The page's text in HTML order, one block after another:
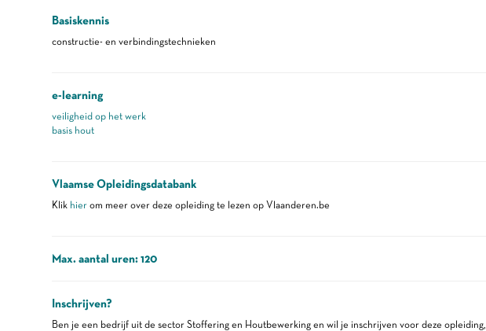
Basiskennis
constructie- en verbindingstechnieken
e-learning
veiligheid op het werk
basis hout
Vlaamse Opleidingsdatabank
Klik hierom meer over deze opleiding te lezen op Vlaanderen.be
Max. aantal uren: 120
Inschrijven?
Ben je een bedrijf uit de sector Stoffering en Houtbewerking en wil je inschrijven voor deze opleiding,